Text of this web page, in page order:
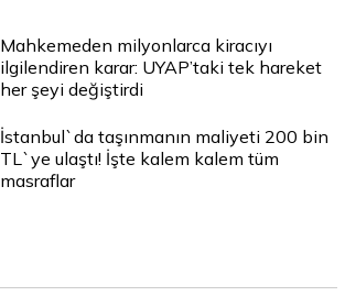
Mahkemeden milyonlarca kiracıyı
ilgilendiren karar: UYAP’taki tek hareket
her şeyi değiştirdi
İstanbul`da taşınmanın maliyeti 200 bin
TL`ye ulaştı! İşte kalem kalem tüm
masraflar